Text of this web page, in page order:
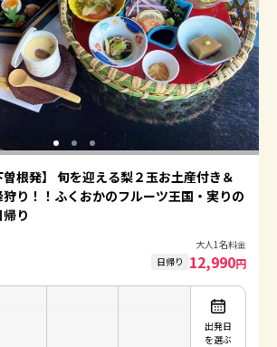
曽根発】 旬を迎える梨２玉お土産付き＆
り！！ふくおかのフルーツ王国・実りの
帰り
大人1名料金
日帰り 12,990円
出発日
を選ぶ